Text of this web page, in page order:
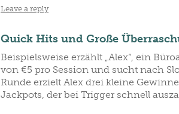
SENIOR PREFECTS
CLUBS/SOCIETIES
Leave a reply
Quick Hits und Große
Beispielsweise erzählt „Alex“, ein
von €5 pro Session und sucht nach
Runde erzielt Alex drei kleine
Jackpots, der bei Trigger schnell